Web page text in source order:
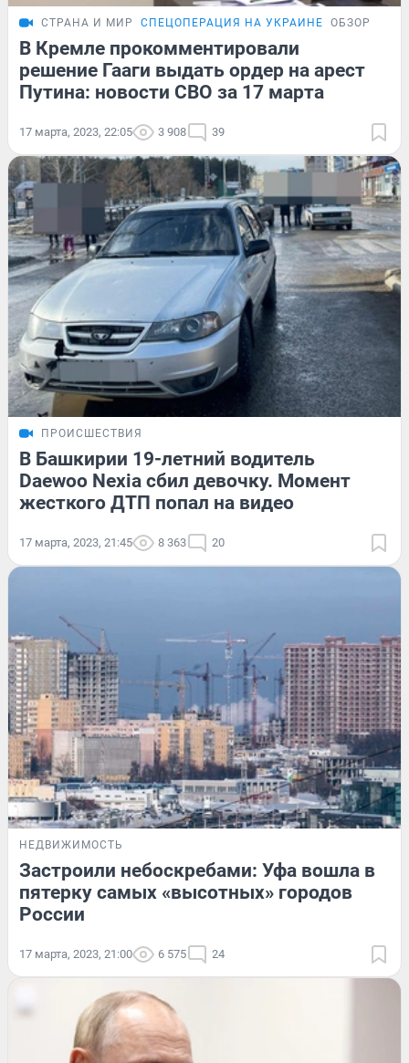
СТРАНА И МИР СПЕЦОПЕРАЦИЯ НА УКРАИНЕ ОБЗОР
В Кремле прокомментировали
решение Гааги выдать ордер на арест
Путина: новости СВО за 17 марта
17 марта, 2023, 22:05 3 908 39
ПРОИСШЕСТВИЯ
В Башкирии 19-летний водитель
Daewoo Nexia сбил девочку. Момент
жесткого ДТП попал на видео
17 марта, 2023, 21:45 8 363 20
НЕДВИЖИМОСТЬ
Застроили небоскребами: Уфа вошла в
пятерку самых «высотных» городов
России
17 марта, 2023, 21:00 6 575 24